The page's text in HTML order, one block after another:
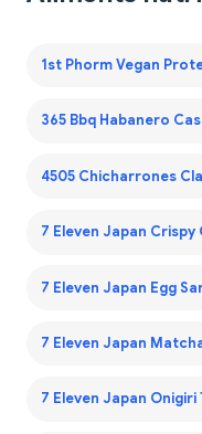
1st Phorm Vegan
365 Bbq Habanero
4505 Chicharrones
7 Eleven Japan Crispy
7 Eleven Japan Egg
7 Eleven Japan
7 Eleven Japan Onigiri